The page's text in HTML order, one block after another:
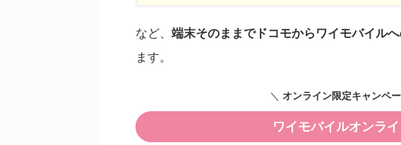
など、 端末そのままでドコモからワイモバイルへ
ます。
＼ オンライン限定キャンペ
ワイモバイルオンラ